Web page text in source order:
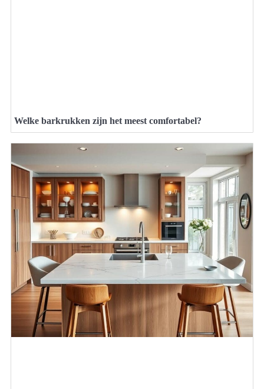
Welke barkrukken zijn het meest comfortabel?